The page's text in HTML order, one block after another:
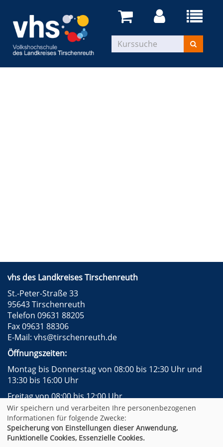
vhs des Landkreises Tirschenreuth
St.-Peter-Straße 33
95643 Tirschenreuth
Telefon 09631 88205
Fax 09631 88306
E-Mail: vhs@tirschenreuth.de
Öffnungszeiten:
Montag bis Donnerstag von 08:00 bis 12:30 Uhr und
13:30 bis 16:00 Uhr
Freitag von 08:00 bis 12:00 Uhr
Facebook
Instagram
Impressum
AGB
Datenschutzerklärung
Widerrufsformular
Newsletter
Sitemap
Wir speichern und verarbeiten Ihre personenbezogenen
Informationen für folgende Zwecke:
Speicherung von Einstellungen dieser Anwendung,
Funktionelle Cookies, Essenzielle Cookies.